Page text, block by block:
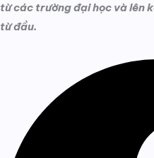
từ các trường đại học và lên
từ đầu.